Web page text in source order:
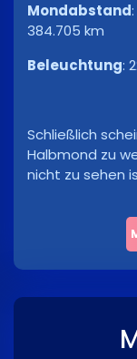
Mondabstand:
384.705 km
Beleuchtung:
Schließlich
Halbmond zu
nicht zu sehen